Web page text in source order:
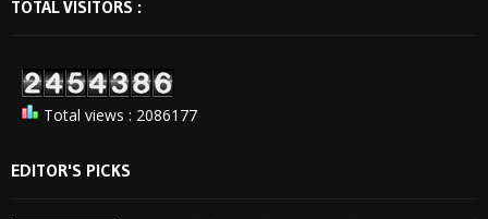
TOTAL VISITORS :
Total views : 2086177
EDITOR'S PICKS